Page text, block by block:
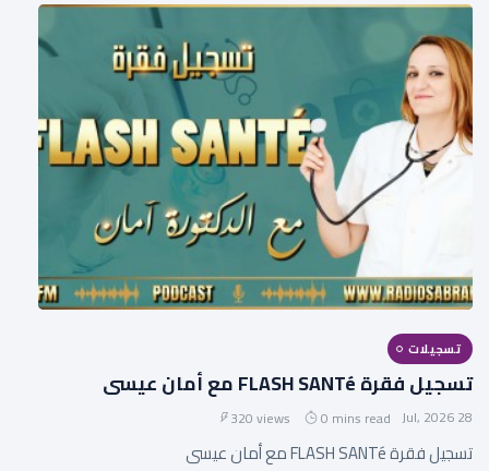
تسجيلات
تسجيل فقرة FLASH SANTé مع أمان عيسى
28 Jul, 2026
0 mins read
320 views
تسجيل فقرة FLASH SANTé مع أمان عيسى